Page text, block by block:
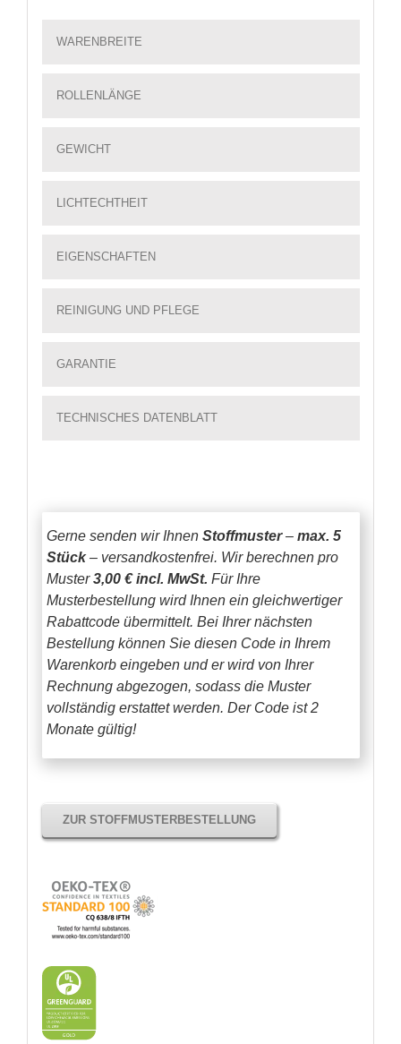
WARENBREITE
ROLLENLÄNGE
GEWICHT
LICHTECHTHEIT
EIGENSCHAFTEN
REINIGUNG UND PFLEGE
GARANTIE
TECHNISCHES DATENBLATT
Gerne senden wir Ihnen Stoffmuster– max. 5
Stück– versandkostenfrei. Wir berechnen pro
Muster3,00 € incl. MwSt. Für Ihre
Musterbestellung wird Ihnen ein gleichwertiger
Rabattcode übermittelt. Bei Ihrer nächsten
Bestellung können Sie diesen Code in Ihrem
Warenkorb eingeben und er wird von Ihrer
Rechnung abgezogen, sodass die Muster
vollständig erstattet werden. Der Code ist 2
Monate gültig!
ZUR STOFFMUSTERBESTELLUNG